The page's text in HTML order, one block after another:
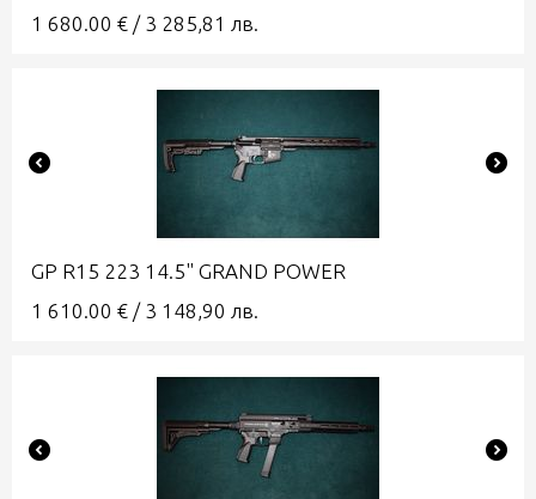
1 680.00 € / 3 285,81 лв.
GP R15 223 14.5" GRAND POWER
1 610.00 € / 3 148,90 лв.